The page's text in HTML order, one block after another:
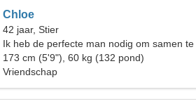
Chloe
42 jaar, Stier
Ik heb de perfecte man nodig om samen te
koken
173 cm (5'9"), 60 kg (132 pond)
Vriendschap